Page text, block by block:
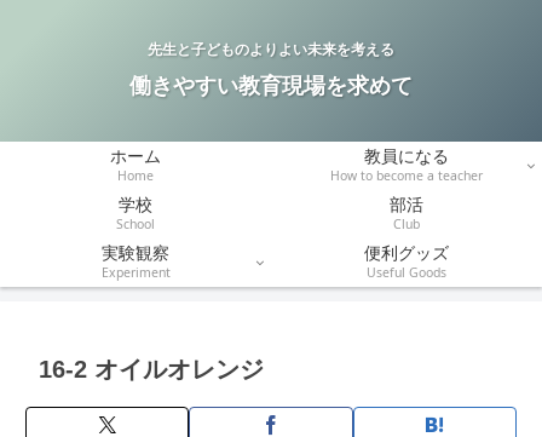
先生と子どものよりよい未来を考える
働きやすい教育現場を求めて
ホーム
Home
教員になる
How to become a teacher
学校
School
部活
Club
実験観察
Experiment
便利グッズ
Useful Goods
16-2 オイルオレンジ